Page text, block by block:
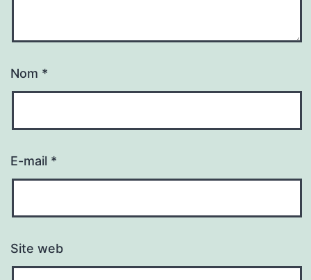
Nom *
E-mail *
Site web